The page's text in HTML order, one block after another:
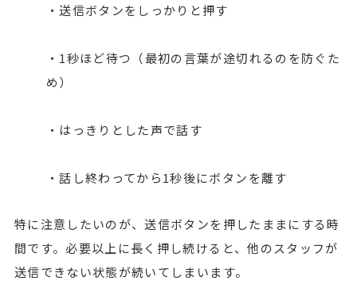
・送信ボタンをしっかりと押す
・1秒ほど待つ（最初の言葉が途切れるのを防ぐた
め）
・はっきりとした声で話す
・話し終わってから1秒後にボタンを離す
特に注意したいのが、送信ボタンを押したままにする時
間です。必要以上に長く押し続けると、他のスタッフが
送信できない状態が続いてしまいます。